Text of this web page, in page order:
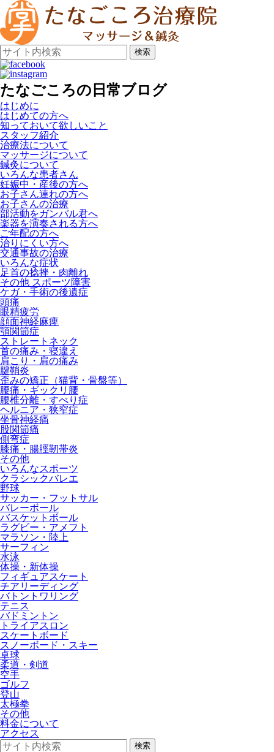
検索
たなごころの日常ブログ
はじめに
はじめての方へ
知っておいて欲しいこと
スタッフ紹介
治療法について
マッサージについて
鍼灸について
いろんな患者さん
妊娠中・産後の方へ
お子さん連れの方へ
お子さんの治療
部活動をガンバル君へ
楽器を演奏される方へ
ご年配の方へ
治りにくい方へ
交通事故の治療
いろんな症状
足首の捻挫・肉離れ
その他 スポーツ障害
ケガ・手術の後遺症
頭痛
眼精疲労
顔面神経麻痺
顎関節症
ストレートネック
首の痛み・寝違え
肩こり・肩の痛み
腱鞘炎
歪みの矯正（猫背・骨盤等）
腰痛・ギックリ腰
腰椎分離・すべり症
ヘルニア・狭窄症
坐骨神経痛
股関節痛
側弯症
膝痛・腸脛靭帯炎
その他
いろんなスポーツ
クラシックバレエ
野球
サッカー・フットサル
バレーボール
バスケットボール
ラグビー・アメフト
マラソン・陸上
サーフィン
水泳
体操・新体操
フィギュアスケート
チアリーディング
バトントワリング
テニス
バドミントン
トライアスロン
スケートボード
スノーボード・スキー
卓球
柔道・剣道
空手
ゴルフ
登山
太極拳
その他
料金について
アクセス
検索